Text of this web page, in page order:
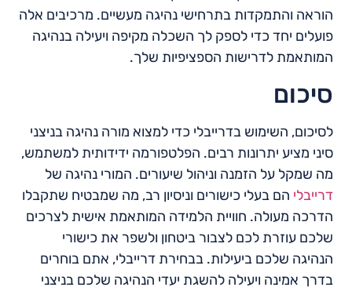
הוראה והתמקדות בתרחישי נהיגה מעשיים. מרכיבים אלה
פועלים יחד כדי לספק לך השכלה מקיפה ויעילה בנהיגה
המותאמת לדרישות הספציפיות שלך.
סיכום
לסיכום, השימוש בדרייבלי כדי למצוא מורה נהיגה בניצני
סיני מציע יתרונות רבים. הפלטפורמה ידידותית למשתמש,
מה שמקל על הזמנה וניהול שיעורים. המורי נהיגה של
דרייבלי הם בעלי כישורים וניסיון רב, מה שמבטיח שתקבלו
הדרכה מעולה. חוויית הלמידה המותאמת אישית לצרכים
שלכם עוזרת לכם לצבור ביטחון ולשפר את כישורי
הנהיגה שלכם ביעילות. בבחירת דרייבלי, אתם בוחרים
בדרך אמינה ויעילה להשגת יעדי הנהיגה שלכם בניצני